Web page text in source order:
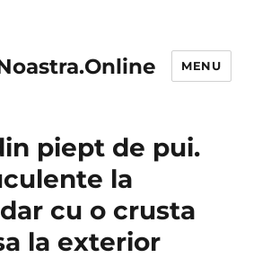
MENU
piept de pui.
la
cu o crusta
la exterior